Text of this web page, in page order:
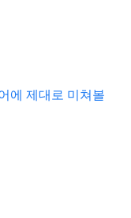
에 제대로 미쳐볼